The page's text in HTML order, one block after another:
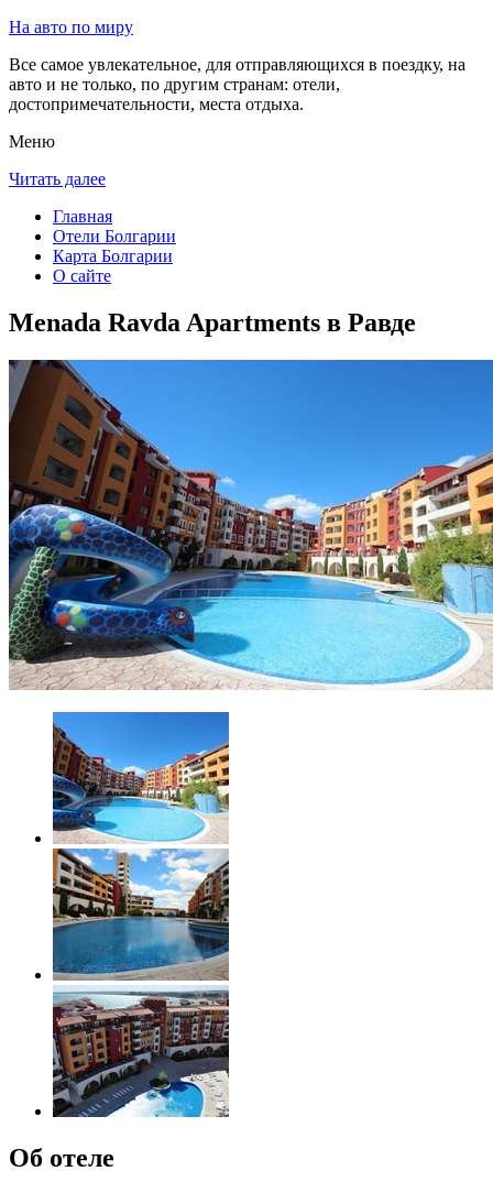
На авто по миру
Все самое увлекательное, для отправляющихся в поездку, на
авто и не только, по другим странам: отели,
достопримечательности, места отдыха.
Меню
Читать далее
Главная
Отели Болгарии
Карта Болгарии
О сайте
Menada Ravda Apartments в Равде
Об отеле